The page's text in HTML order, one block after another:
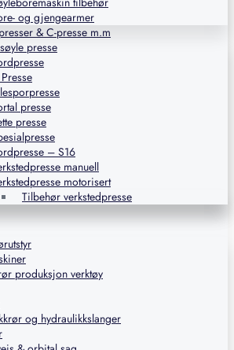
og gjengearmer
& C-presse m.m
presse
presse
presse
– S16
manuell
motorisert
Tilbehør verkstedpresse
produksjon verktøy
og hydraulikkslanger